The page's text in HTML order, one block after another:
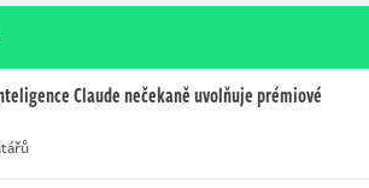
Claude nečekaně uvolňuje prémiové